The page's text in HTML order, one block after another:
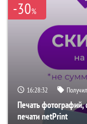
-30%
16:28:31
Печать фотографий,
печати netPrint